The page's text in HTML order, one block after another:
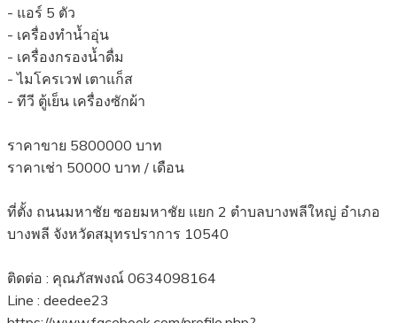
- แอร์ 5 ตัว
- เครื่องทำน้ำอุ่น
- เครื่องกรองน้ำดื่ม
- ไมโครเวฟ เตาแก็ส
- ทีวี ตู้เย็น เครื่องซักผ้า
ราคาขาย 5800000 บาท
ราคาเช่า 50000 บาท / เดือน
ที่ตั้ง ถนนมหาชัย ซอยมหาชัย แยก 2 ตำบลบางพลีใหญ่ อำเภอ
บางพลี จังหวัดสมุทรปราการ 10540
ติดต่อ : คุณภัสพงณ์ 0634098164
Line : deedee23